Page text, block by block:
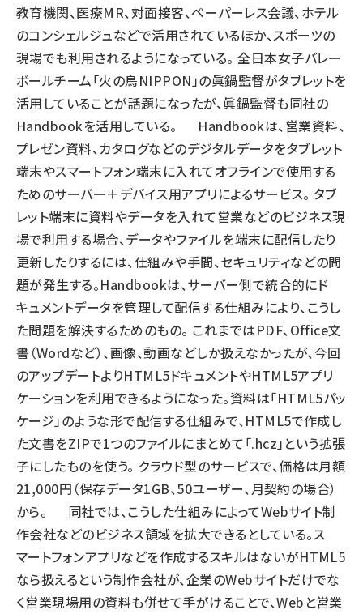
教育機関、医療MR、対面接客、ペーパーレス会議、ホテル
のコンシェルジュなどで活用されているほか、スポーツの
現場でも利用されるようになっている。 全日本女子バレー
ボールチーム「火の鳥NIPPON」の眞鍋監督がタブレットを
活用していることが話題になったが、眞鍋監督も同社の
Handbookを活用している。 Handbookは、営業資料、
プレゼン資料、カタログなどのデジタルデータをタブレット
端末やスマートフォン端末に入れてオフラインで使用する
ためのサーバー＋デバイス用アプリによるサービス。 タブ
レット端末に資料やデータを入れて営業などのビジネス現
場で利用する場合、データやファイルを端末に配信したり
更新したりするには、仕組みや手間、セキュリティなどの問
題が発生する。Handbookは、サーバー側で統合的にド
キュメントデータを管理して配信する仕組みにより、こうし
た問題を解決するためのもの。 これまではPDF、Office文
書（Wordなど）、画像、動画などしか扱えなかったが、今回
のアップデートよりHTML5ドキュメントやHTML5アプリ
ケーションを利用できるようになった。資料は「HTML5パッ
ケージ」のような形で配信する仕組みで、HTML5で作成し
た文書をZIPで1つのファイルにまとめて「.hcz」という拡張
子にしたものを使う。 クラウド型のサービスで、価格は月額
21,000円（保存データ1GB、50ユーザー、月契約の場合）
から。 同社では、こうした仕組みによってWebサイト制
作会社などのビジネス領域を拡大できるとしている。ス
マートフォンアプリなどを作成するスキルはないがHTML5
なら扱えるという制作会社が、企業のWebサイトだけでな
く営業現場用の資料も併せて手がけることで、Webと営業